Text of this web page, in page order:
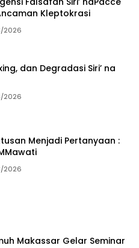
Kleptokrasi
2026
dan Degradasi Siri’ na
2026
Menjadi Pertanyaan :
2026
Makassar Gelar Seminar